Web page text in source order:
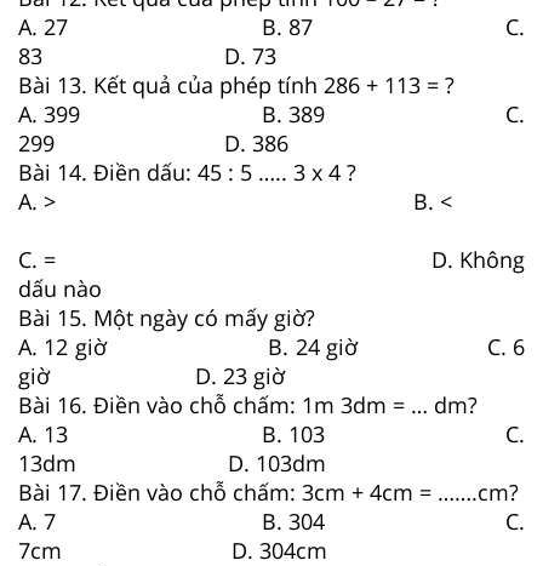
A. 27 B. 87 C.
83 D. 73
Bài 13. Kết quả của phép tính 286 + 113 = ?
A. 399 B. 389 C.
299 D. 386
Bài 14. Điền dấu: 45 : 5 ….. 3 x 4 ?
A. > B. <
C. = D. Không
dấu nào
Bài 15. Một ngày có mấy giờ?
A. 12 giờ B. 24 giờ C. 6
giờ D. 23 giờ
Bài 16. Điền vào chỗ chấm: 1m 3dm = … dm?
A. 13 B. 103 C.
13dm D. 103dm
Bài 17. Điền vào chỗ chấm: 3cm + 4cm = …….cm?
A. 7 B. 304 C.
7cm D. 304cm